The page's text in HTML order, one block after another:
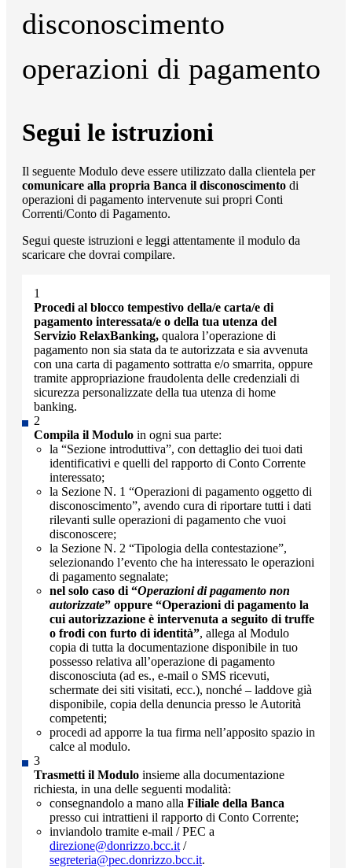
disconoscimento
operazioni di pagamento
Segui le istruzioni
Il seguente Modulo deve essere utilizzato dalla clientela per
comunicare alla propria Banca il disconoscimento di
operazioni di pagamento intervenute sui propri Conti
Correnti/Conto di Pagamento.
Segui queste istruzioni e leggi attentamente il modulo da
scaricare che dovrai compilare.
Procedi al blocco tempestivo della/e carta/e di
pagamento interessata/e o della tua utenza del
Servizio RelaxBanking, qualora l’operazione di
pagamento non sia stata da te autorizzata e sia avvenuta
con una carta di pagamento sottratta e/o smarrita, oppure
tramite appropriazione fraudolenta delle credenziali di
sicurezza personalizzate della tua utenza di home
banking.
Compila il Modulo in ogni sua parte:
la “Sezione introduttiva”, con dettaglio dei tuoi dati
identificativi e quelli del rapporto di Conto Corrente
interessato;
la Sezione N. 1 “Operazioni di pagamento oggetto di
disconoscimento”, avendo cura di riportare tutti i dati
rilevanti sulle operazioni di pagamento che vuoi
disconoscere;
la Sezione N. 2 “Tipologia della contestazione”,
selezionando l’evento che ha interessato le operazioni
di pagamento segnalate;
nel solo caso di “Operazioni di pagamento non
autorizzate” oppure “Operazioni di pagamento la
cui autorizzazione è intervenuta a seguito di truffe
o frodi con furto di identità”, allega al Modulo
copia di tutta la documentazione disponibile in tuo
possesso relativa all’operazione di pagamento
disconosciuta (ad es., e-mail o SMS ricevuti,
schermate dei siti visitati, ecc.), nonché – laddove già
disponibile, copia della denuncia presso le Autorità
competenti;
procedi ad apporre la tua firma nell’apposito spazio in
calce al modulo.
Trasmetti il Modulo insieme alla documentazione
richiesta, in una delle seguenti modalità:
consegnandolo a mano alla Filiale della Banca
presso cui intrattieni il rapporto di Conto Corrente;
inviandolo tramite e-mail / PEC a
direzione@donrizzo.bcc.it /
segreteria@pec.donrizzo.bcc.it.